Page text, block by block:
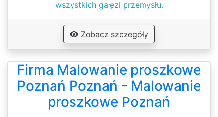
wszystkich gałęzi przemysłu.
Zobacz szczegóły
Firma Malowanie proszkowe
Poznań Poznań - Malowanie
proszkowe Poznań